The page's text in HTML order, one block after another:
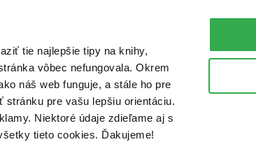
tie najlepšie tipy na knihy,
vôbec nefungovala. Okrem
náš web funguje, a stále ho pre
pre vašu lepšiu orientáciu.
Niektoré údaje zdieľame aj s
tieto cookies. Ďakujeme!